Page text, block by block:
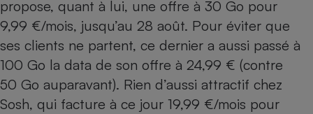
propose, quant à lui, une offre à 30 Go pour
9,99 €/mois, jusqu’au 28 août. Pour éviter que
ses clients ne partent, ce dernier a aussi passé à
100 Go la data de son offre à 24,99 € (contre
50 Go auparavant). Rien d’aussi attractif chez
Sosh, qui facture à ce jour 19,99 €/mois pour
Complément
alimentaire
Assurance emprunteur
Petit électroménager -
Mutuelle